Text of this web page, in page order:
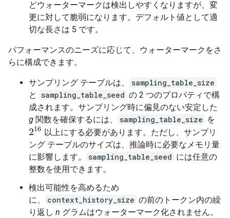
どウォーターマークは検出しやすくなりますが、変
更に対して脆弱になります。デフォルト値として適
切な長さは 5 です。
パフォーマンスのニーズに応じて、ウォーターマークをさ
らに構成できます。
サンプリング テーブルは、
sampling_table_size
と
sampling_table_seed の 2 つのプロパティで構
成されます。サンプリング時に偏見のない安定した
g 関数を確保するには、 sampling_table_size を
216 以上にする必要があります。ただし、サンプリ
ング テーブルのサイズは、推論時に必要なメモリ量
に影響します。
sampling_table_seed には任意の
整数を使用できます。
検出可能性を高めるため
に、
context_history_size の前のトークン内の繰
り返し n グラムはウォーターマーク化されません。